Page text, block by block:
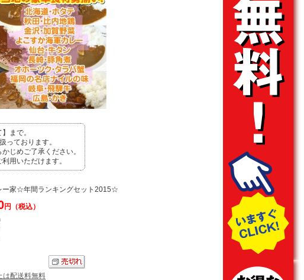
まで。
っております。
じめご了承ください。
用いただけます。
ー家☆年間ランキングセット2015☆
円（税込）
は配送料無料